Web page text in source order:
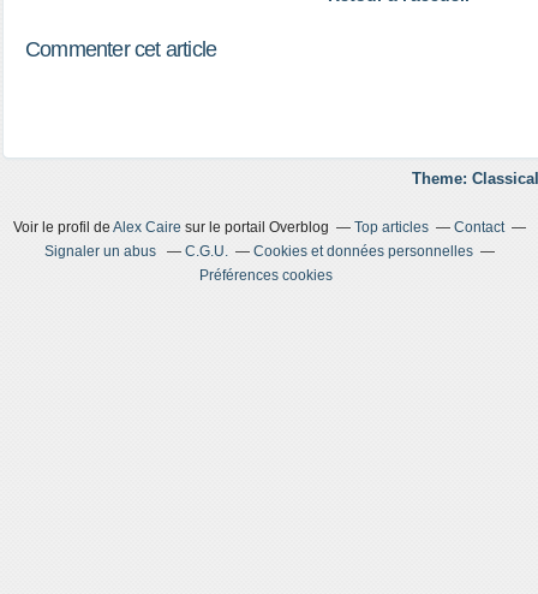
Commenter cet article
Theme:
Voir le profil deAlex Cairesur le portail Overblog Top articles
Contact
Signaler un abus
C.G.U.
Cookies et données personnelles
Préférences cookies